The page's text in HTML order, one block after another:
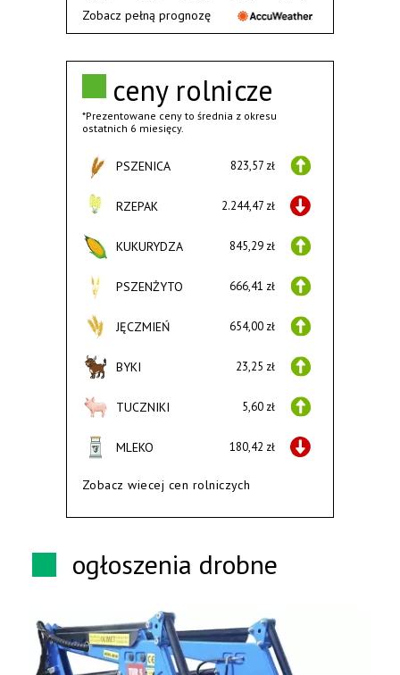
ceny rolnicze
*Prezentowane ceny to średnia z okresu
ostatnich 6 miesięcy.
PSZENICA 823,57 zł
RZEPAK 2.244,47 zł
KUKURYDZA 845,29 zł
PSZENŻYTO 666,41 zł
JĘCZMIEŃ 654,00 zł
BYKI 23,25 zł
TUCZNIKI 5,60 zł
MLEKO 180,42 zł
Zobacz wiecej cen rolniczych
Zobacz pełną prognozę
ogłoszenia drobne